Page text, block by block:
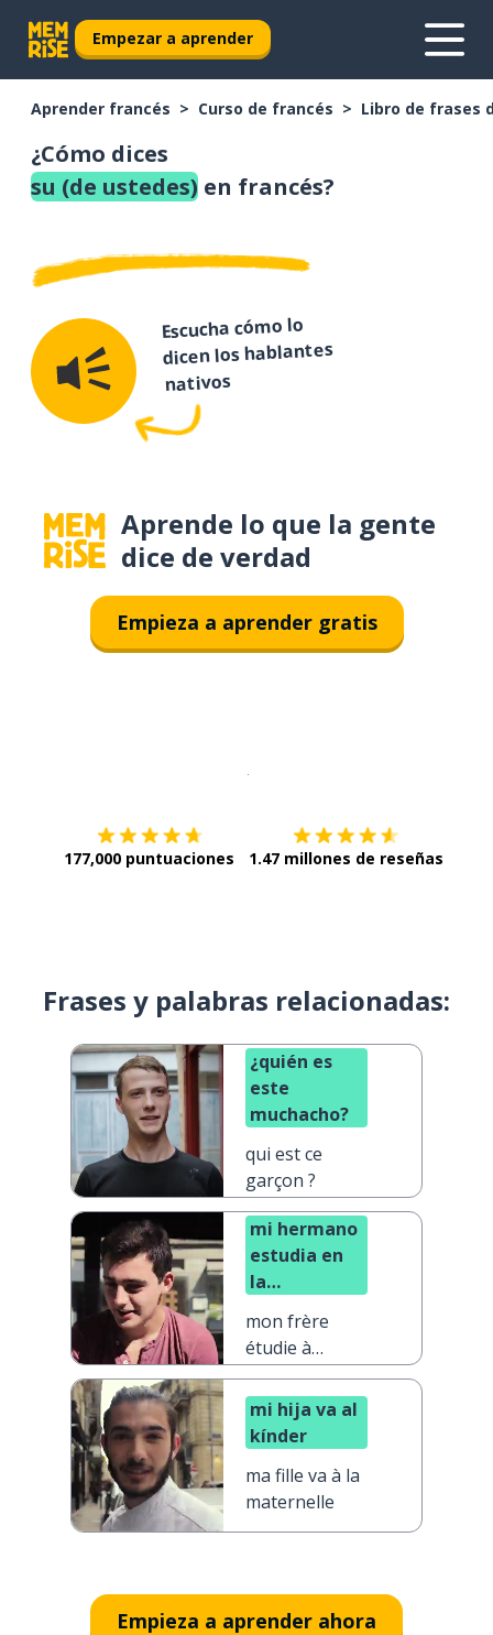
Empezar a aprender
Aprender francés Curso de francés Libro de frases
¿Cómo dices
su (de ustedes) en francés?
Escucha cómo lo
dicen los hablantes
nativos
Aprende lo que la gente
dice de verdad
Empieza a aprender gratis
177,000 puntuaciones 1.47 millones de reseñas
Frases y palabras relacionadas:
¿quién es
este
muchacho?
qui est ce
garçon ?
mi hermano
estudia en
la
mon frère
étudie à
l'université
mi hija va al
kínder
ma fille va à la
maternelle
Empieza a aprender ahora